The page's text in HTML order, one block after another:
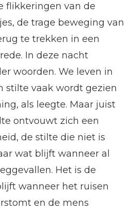
flikkeringen van de
de trage beweging van
te trekken in een
In deze nacht
woorden. We leven in
stilte vaak wordt gezien
als leegte. Maar juist
ontvouwt zich een
de stilte die niet is
wat blijft wanneer al
Het is de
wanneer het ruisen
en de mens